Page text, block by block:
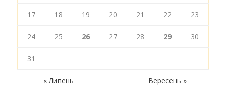
17 18 19 20 21 22 23
24 25 26 27 28 29 30
31
« Липень Вересень »